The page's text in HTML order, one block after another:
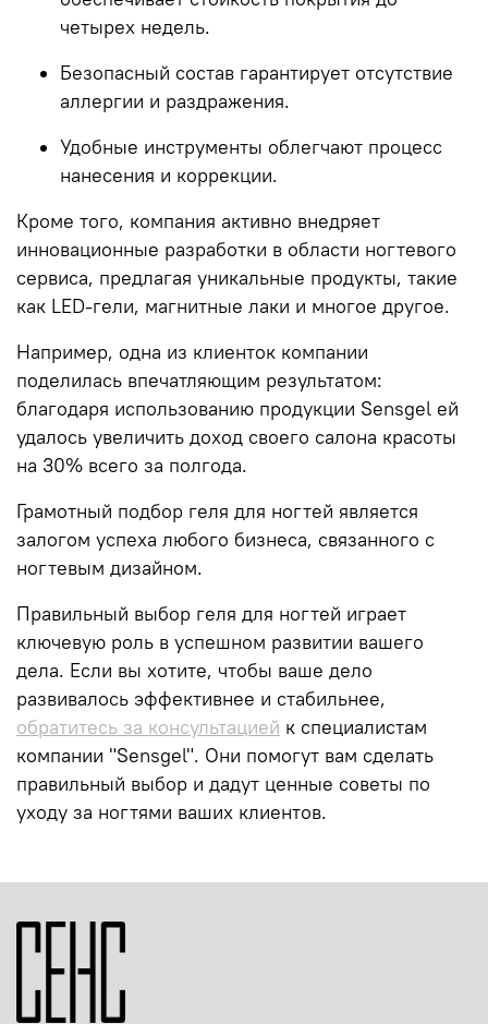
четырех недель.
Безопасный состав гарантирует отсутствие
аллергии и раздражения.
Удобные инструменты облегчают процесс
нанесения и коррекции.
Кроме того, компания активно внедряет
инновационные разработки в области ногтевого
сервиса, предлагая уникальные продукты, такие
как LED-гели, магнитные лаки и многое другое.
Например, одна из клиенток компании
поделилась впечатляющим результатом:
благодаря использованию продукции Sensgel ей
удалось увеличить доход своего салона красоты
на 30% всего за полгода.
Грамотный подбор геля для ногтей является
залогом успеха любого бизнеса, связанного с
ногтевым дизайном.
Правильный выбор геля для ногтей играет
ключевую роль в успешном развитии вашего
дела. Если вы хотите, чтобы ваше дело
развивалось эффективнее и стабильнее,
обратитесь за консультацией к специалистам
компании "Sensgel". Они помогут вам сделать
правильный выбор и дадут ценные советы по
уходу за ногтями ваших клиентов.